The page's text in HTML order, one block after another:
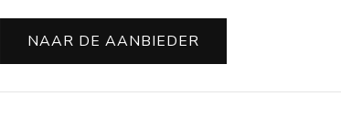
NAAR DE AANBIEDER